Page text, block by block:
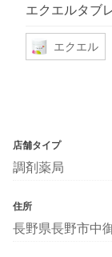
エクエルタブ
エクエル
店舗タイプ
調剤薬局
住所
長野県長野市中